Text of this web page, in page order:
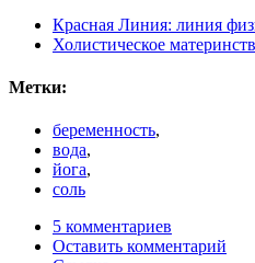
Красная Линия: линия
Холистическое
Метки:
беременность,
вода,
йога,
соль
5 комментариев
Оставить комментарий